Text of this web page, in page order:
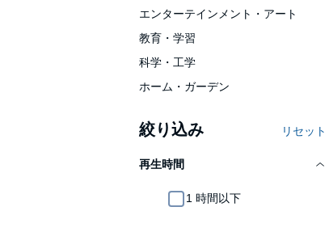
エンターテインメント・アート
教育・学習
科学・工学
ホーム・ガーデン
絞り込み リセット
再生時間
1 時間以下